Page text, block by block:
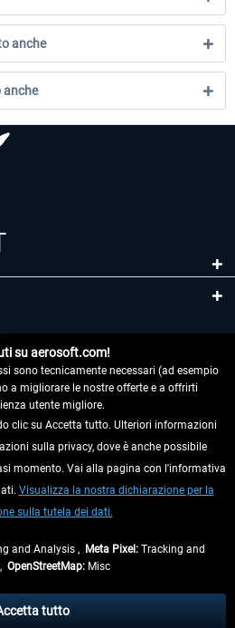
anche
anche
se non diversamente descritto.
su aerosoft.com!
sono tecnicamente necessari (ad esempio
a migliorare le nostre offerte e a offrirti
utente migliore.
clic su Accetta tutto. Ulteriori informazioni
sulla privacy, dove è anche possibile
momento. Vai alla pagina con l'informativa
Visualizza la nostra dichiarazione per la
sulla tutela dei dati.
and Analysis , Meta Pixel: Tracking and
OpenStreetMap:Misc
tutto